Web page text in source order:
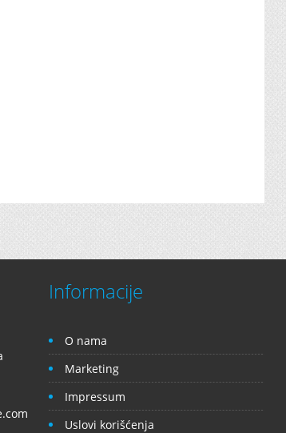
Informacije
O nama
Marketing
Impressum
Uslovi korišćenja